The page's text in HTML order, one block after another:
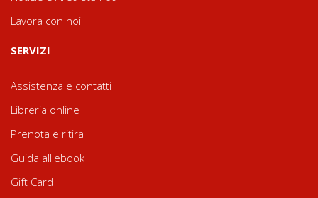
Lavora con noi
SERVIZI
Assistenza e contatti
Libreria online
Prenota e ritira
Guida all'ebook
Gift Card